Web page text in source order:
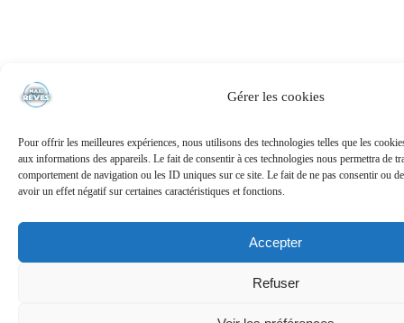
Gérer les cookies
Pour offrir les meilleures expériences, nous utilisons des technologies telles que les
aux informations des appareils. Le fait de consentir à ces technologies nous permettra de
comportement de navigation ou les ID uniques sur ce site. Le fait de ne pas consentir ou
avoir un effet négatif sur certaines caractéristiques et fonctions.
Accepter
Refuser